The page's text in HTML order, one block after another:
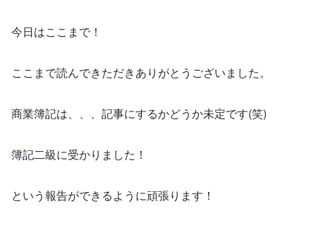
今日はここまで！
ここまで読んできただきありがとうございました。
商業簿記は、、、記事にするかどうか未定です(笑)
簿記二級に受かりました！
という報告ができるように頑張ります！